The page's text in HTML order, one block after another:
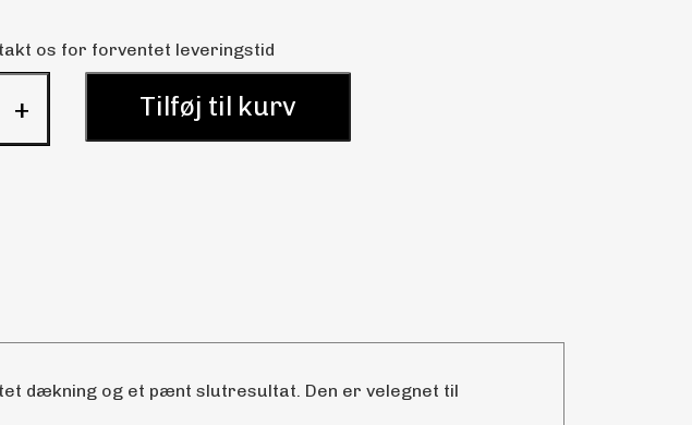
os for forventet leveringstid
+ Tilføj til kurv
dækning og et pænt slutresultat. Den er velegnet til